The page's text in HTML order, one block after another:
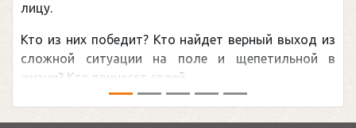
лицу.
Кто из них победит? Кто найдет верный выход из
сложной ситуации на поле и щепетильной в
жизни? Кто принесет своей ...